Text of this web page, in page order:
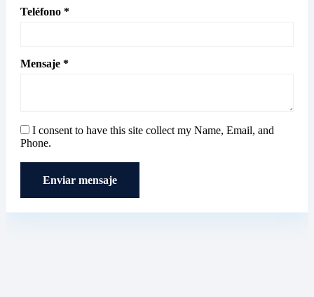
Teléfono *
Mensaje *
I consent to have this site collect my Name, Email, and
Phone.
Enviar mensaje